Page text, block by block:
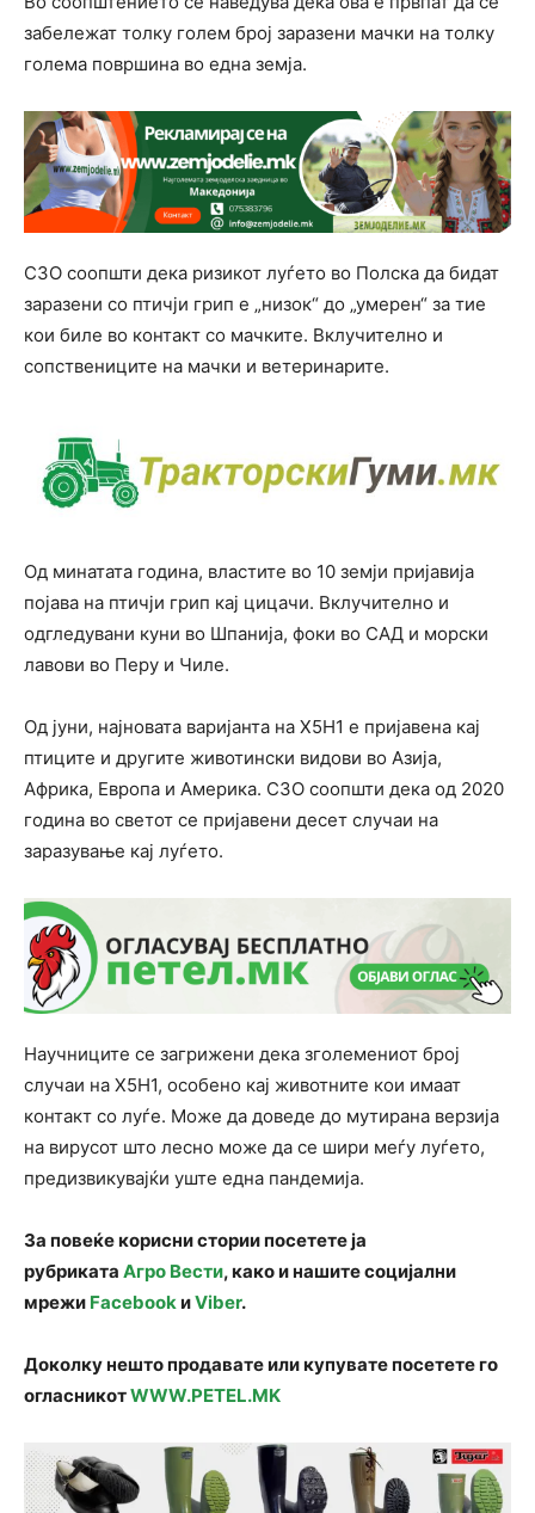
забележат толку голем број заразени мачки на толку
голема површина во една земја.
СЗО соопшти дека ризикот луѓето во Полска да бидат
заразени со птичји грип е „низок“ до „умерен“ за тие
кои биле во контакт со мачките. Вклучително и
сопствениците на мачки и ветеринарите.
Од минатата година, властите во 10 земји пријавија
појава на птичји грип кај цицачи. Вклучително и
одгледувани куни во Шпанија, фоки во САД и морски
лавови во Перу и Чиле.
Од јуни, најновата варијанта на Х5Н1 е пријавена кај
птиците и другите животински видови во Азија,
Африка, Европа и Америка. СЗО соопшти дека од 2020
година во светот се пријавени десет случаи на
заразување кај луѓето.
Научниците се загрижени дека зголемениот број
случаи на Х5Н1, особено кај животните кои имаат
контакт со луѓе. Може да доведе до мутирана верзија
на вирусот што лесно може да се шири меѓу луѓето,
предизвикувајќи уште една пандемија.
За повеќе корисни стории посетете ја
рубриката Агро Вести, како и нашите социјални
мрежи FacebookиViber.
Доколку нешто продавате или купувате посетете го
огласникотWWW.PETEL.MK